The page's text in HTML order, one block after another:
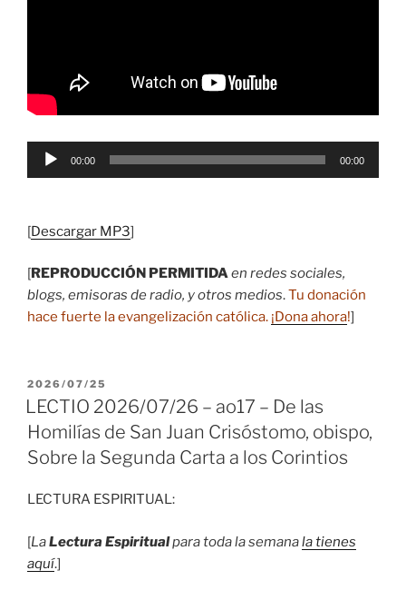
Reproductor
00:00 00:00
[Descargar MP3]
[REPRODUCCIÓN PERMITIDAen redes sociales,
blogs, emisoras de radio, y otros medios.Tu donación
hace fuerte la evangelización católica. ¡Dona ahora!]
PUBLICADO
EL
2026/07/25
LECTIO 2026/07/26 – ao17 – De las
Homilías de San Juan Crisóstomo, obispo,
Sobre la Segunda Carta a los Corintios
LECTURA ESPIRITUAL:
[LaLectura Espiritualpara toda la semanala tienes
aquí.]